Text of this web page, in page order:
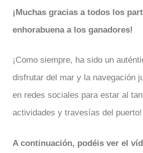
¡Muchas gracias a todos los
enhorabuena a los ganadores!
¡Como siempre, ha sido un
disfrutar del mar y la navegación
en redes sociales para estar al
actividades y travesías del puerto!
A continuación, podéis ver el